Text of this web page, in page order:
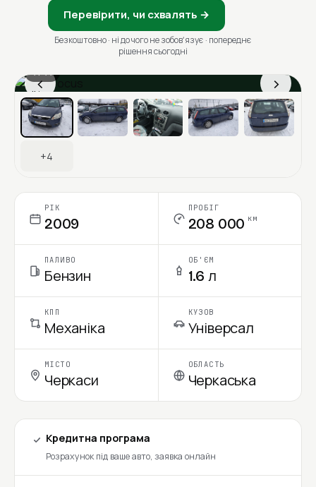
Перевірити, чи схвалять →
Безкоштовно · ні до чого не зобовʼязує · попереднє
рішення сьогодні
‹ ›
1 / 11
Ціна в місяць
+4
РІК
2009
ПРОБІГ
208 000 км
ПАЛИВО
Бензин
ОБ'ЄМ
1.6 л
КПП
Механіка
КУЗОВ
Універсал
МІСТО
Черкаси
ОБЛАСТЬ
Черкаська
Кредитна програма
Розрахунок під ваше авто, заявка онлайн